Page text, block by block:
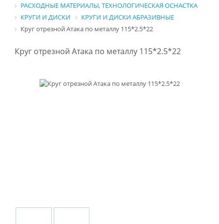
РАСХОДНЫЕ МАТЕРИАЛЫ, ТЕХНОЛОГИЧЕСКАЯ ОСНАСТКА
КРУГИ И ДИСКИ
КРУГИ И ДИСКИ АБРАЗИВНЫЕ
Круг отрезной Атака по металлу 115*2.5*22
Круг отрезной Атака по металлу 115*2.5*22